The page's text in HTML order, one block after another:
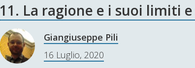
11. La ragione e i suoi limiti e
Giangiuseppe Pili
16 Luglio, 2020